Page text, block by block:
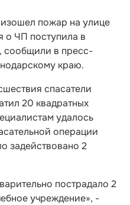
пожар на улице
о ЧП поступила в
сообщили в пресс-
краю.
спасатели
20 квадратных
удалось
операции
задействовано 2
пострадало 2
учреждение», -